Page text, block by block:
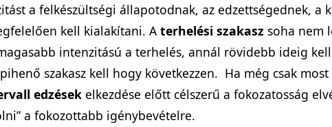
a felkészültségi állapotodnak, az edzettségednek, a
kell kialakítani. A terhelési szakasz soha nem
intenzitású a terhelés, annál rövidebb ideig
szakasz kell hogy következzen. Ha még csak
edzések elkezdése előtt célszerű a fokozatosság
a fokozottabb igénybevételre.